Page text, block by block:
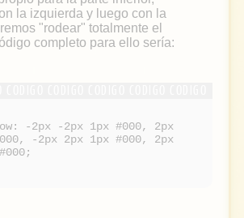
la izquierda y luego con la
"rodear" totalmente el
completo para ello sería:
-2px -2px 1px #000, 2px
-2px 2px 1px #000, 2px